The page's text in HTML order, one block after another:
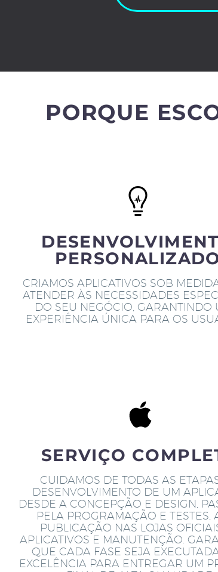
PORQUE
CRIAMOS APLICATIVOS SOB
ATENDER ÀS NECESSIDADES
DO SEU NEGÓCIO, GARANTINDO
EXPERIÊNCIA ÚNICA PARA OS
SERVIÇO
CUIDAMOS DE TODAS AS
DESENVOLVIMENTO DE UM
DESDE A CONCEPÇÃO E DESIGN,
PELA PROGRAMAÇÃO E TESTES,
PUBLICAÇÃO NAS LOJAS
APLICATIVOS E MANUTENÇÃO.
QUE CADA FASE SEJA
EXCELÊNCIA PARA ENTREGAR UM